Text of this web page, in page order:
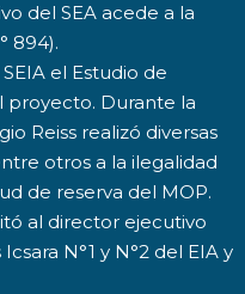
del SEA acede a la
894).
SEIA el Estudio de
proyecto. Durante la
Reiss realizó diversas
otros a la ilegalidad
de reserva del MOP.
al director ejecutivo
N°1 y N°2 del EIA y